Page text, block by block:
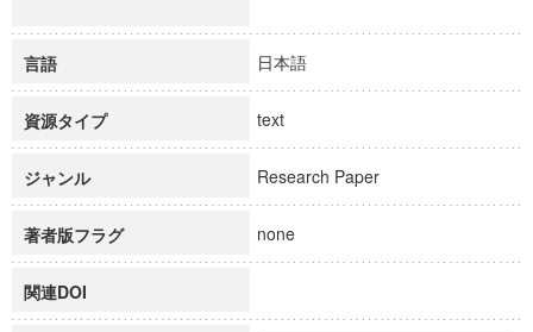
言語 日本語
資源タイプ text
ジャンル Research Paper
著者版フラグ none
関連DOI